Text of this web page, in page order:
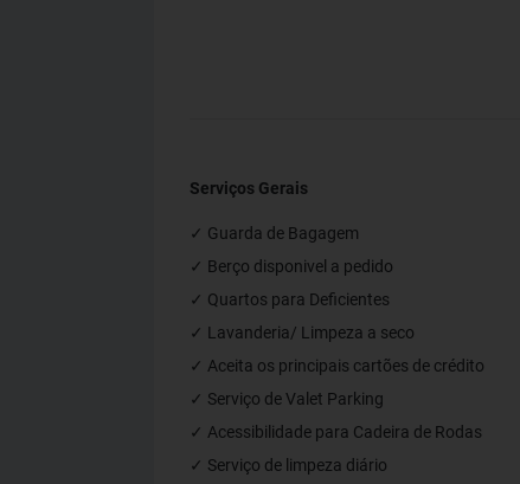
Serviços Gerais
✓ Guarda de Bagagem
✓ Berço disponivel a pedido
✓ Quartos para Deficientes
✓ Lavanderia/ Limpeza a seco
✓ Aceita os principais cartões de crédito
✓ Serviço de Valet Parking
✓ Acessibilidade para Cadeira de Rodas
✓ Serviço de limpeza diário